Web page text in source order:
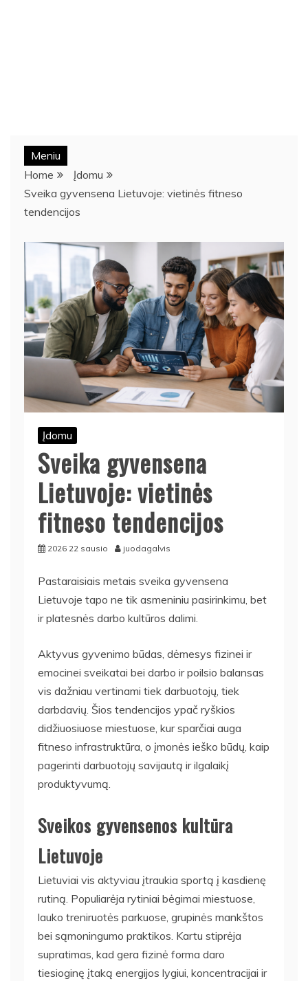
Meniu
Home
Įdomu
Sveika gyvensena Lietuvoje: vietinės fitneso
tendencijos
Įdomu
Sveika gyvensena
Lietuvoje: vietinės
fitneso tendencijos
2026 22 sausio juodagalvis
Pastaraisiais metais sveika gyvensena
Lietuvoje tapo ne tik asmeniniu pasirinkimu, bet
ir platesnės darbo kultūros dalimi.
Aktyvus gyvenimo būdas, dėmesys fizinei ir
emocinei sveikatai bei darbo ir poilsio balansas
vis dažniau vertinami tiek darbuotojų, tiek
darbdavių. Šios tendencijos ypač ryškios
didžiuosiuose miestuose, kur sparčiai auga
fitneso infrastruktūra, o įmonės ieško būdų, kaip
pagerinti darbuotojų savijautą ir ilgalaikį
produktyvumą.
Sveikos gyvensenos kultūra
Lietuvoje
Lietuviai vis aktyviau įtraukia sportą į kasdienę
rutiną. Populiarėja rytiniai bėgimai miestuose,
lauko treniruotės parkuose, grupinės mankštos
bei sąmoningumo praktikos. Kartu stiprėja
supratimas, kad gera fizinė forma daro
tiesioginę įtaką energijos lygiui, koncentracijai ir